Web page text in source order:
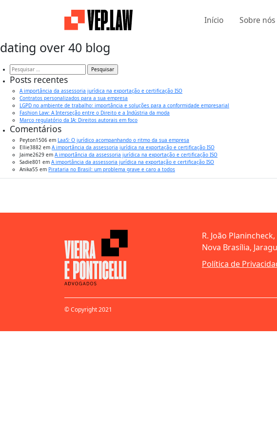
Início Sobre nós
dating over 40 blog
Pesquisar
por:
Posts recentes
A importância da assessoria jurídica na exportação e certificação ISO
Contratos personalizados para a sua empresa
LGPD no ambiente de trabalho: importância e soluções para a conformidade empresarial
Fashion Law: A Interseção entre o Direito e a Indústria da moda
Marco regulatório da IA: Direitos autorais em foco
Comentários
Peyton1506 em LaaS: O jurídico acompanhando o ritmo da sua empresa
Ellie3882 em A importância da assessoria jurídica na exportação e certificação ISO
Jaime2629 em A importância da assessoria jurídica na exportação e certificação ISO
Sadie801 em A importância da assessoria jurídica na exportação e certificação ISO
Anika55 em Pirataria no Brasil: um problema grave e caro a todos
R. João
Nova Brasília,
Política de
© Copyright 2021